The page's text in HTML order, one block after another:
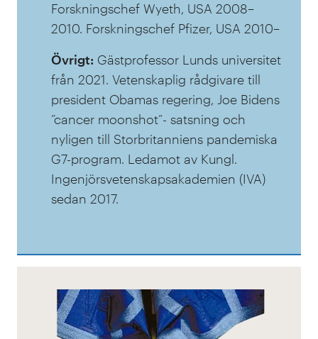
Forskningschef Wyeth, USA 2008–
2010. Forskningschef Pfizer, USA 2010–
Övrigt: Gästprofessor Lunds universitet
från 2021. Vetenskaplig rådgivare till
president Obamas regering, Joe Bidens
”cancer moonshot”- satsning och
nyligen till Storbritanniens pandemiska
G7-program. Ledamot av Kungl.
Ingenjörsvetenskapsakademien (IVA)
sedan 2017.